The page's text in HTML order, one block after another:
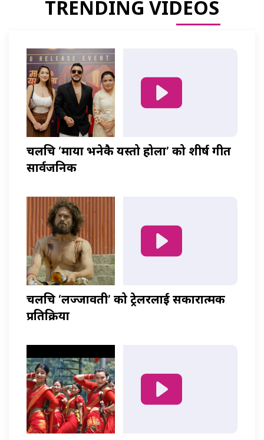
TRENDING VIDEOS
चलचित्र ‘माया भनेकै यस्तो होला’ को शीर्ष गीत
सार्वजनिक
चलचित्र ‘लज्जावती’ को ट्रेलरलाई सकारात्मक
प्रतिक्रिया